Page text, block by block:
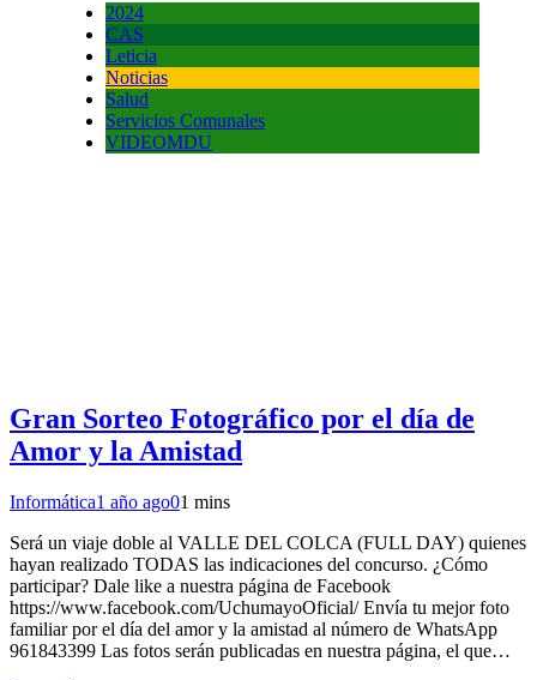
2024
CAS
Leticia
Noticias
Salud
Servicios Comunales
VIDEOMDU
Gran Sorteo Fotográfico por el día de
Amor y la Amistad
Informática1 año ago01 mins
Será un viaje doble al VALLE DEL COLCA (FULL DAY) quienes
hayan realizado TODAS las indicaciones del concurso. ¿Cómo
participar? Dale like a nuestra página de Facebook
https://www.facebook.com/UchumayoOficial/ Envía tu mejor foto
familiar por el día del amor y la amistad al número de WhatsApp
961843399 Las fotos serán publicadas en nuestra página, el que…